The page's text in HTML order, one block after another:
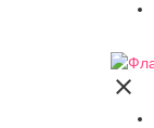
